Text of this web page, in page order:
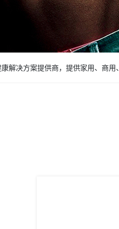
解决方案提供商，提供家用、商